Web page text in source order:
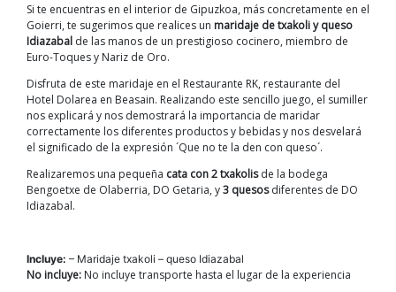
Si te encuentras en el interior de Gipuzkoa, más concretamente en el
Goierri, te sugerimos que realices un maridaje de txakoli y queso
Idiazabal de las manos de un prestigioso cocinero, miembro de
Euro-Toques y Nariz de Oro.
Disfruta de este maridaje en el Restaurante RK, restaurante del
Hotel Dolarea en Beasain. Realizando este sencillo juego, el sumiller
nos explicará y nos demostrará la importancia de maridar
correctamente los diferentes productos y bebidas y nos desvelará
el significado de la expresión ´Que no te la den con queso´.
Realizaremos una pequeña cata con 2 txakolisde la bodega
Bengoetxe de Olaberria, DO Getaria, y3 quesosdiferentes de DO
Idiazabal.
Incluye: – Maridaje txakoli – queso Idiazabal
No incluye: No incluye transporte hasta el lugar de la experiencia